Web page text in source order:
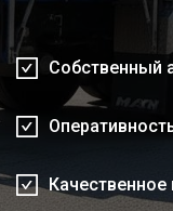
Собственный
Качественное